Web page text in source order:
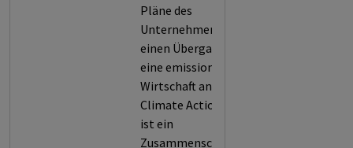
Pläne des
Unternehmens für
einen Übergang in
eine emissionsarme
Wirtschaft analysiert.
Climate Action 100+
ist ein
Zusammenschluss